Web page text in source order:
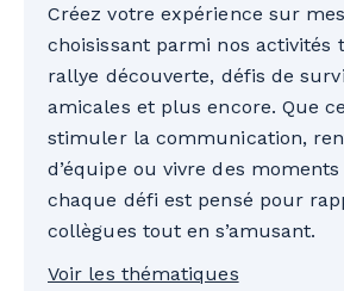
Créez votre expérience sur
choisissant parmi nos activités
rallye découverte, défis de
amicales et plus encore. Que
stimuler la communication,
d’équipe ou vivre des
chaque défi est pensé pour
collègues tout en s’amusant.
Voir les thématiques